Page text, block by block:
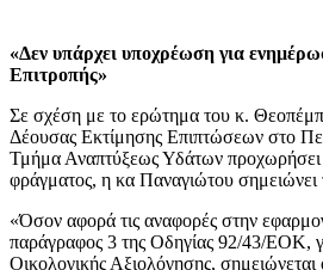
«Δεν υπάρχει υποχρέωση για
Επιτροπής»
Σε σχέση με το ερώτημα του κ.
Δέουσας Εκτίμησης Επιπτώσεων στο
Τμήμα Αναπτύξεως Υδάτων προχωρήσει
φράγματος, η κα Παναγιώτου σημειώνει
«Όσον αφορά τις αναφορές στην
παράγραφος 3 της Οδηγίας 92/43/ΕΟΚ,
Οικολογικής Αξιολόγησης, σημειώνεται